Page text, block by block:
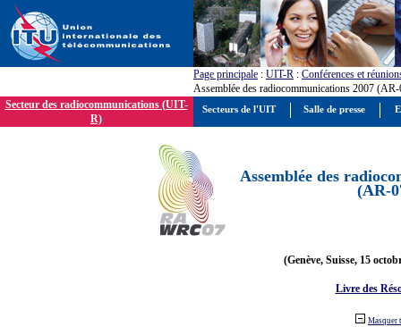
Page principale : UIT-R : Conférences et
Assemblée des radiocommunications 2007
Secteur des radiocommunications (UIT-
R)
Assemblée des
(AR-
(Genève, Suisse, 15
Livre des
Masquer
Secteurs de l'UIT Salle de presse